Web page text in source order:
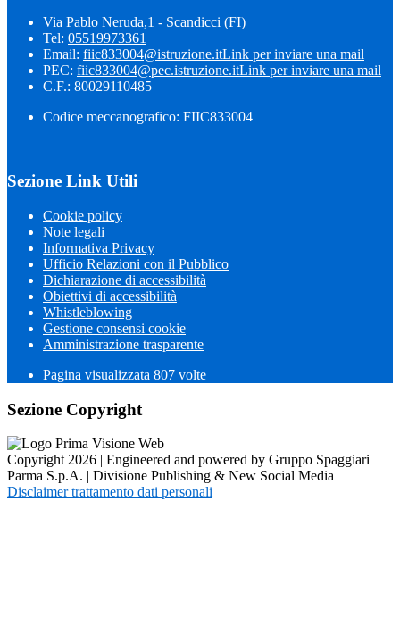
Via Pablo Neruda,1 - Scandicci (FI)
Tel: 05519973361
Email: fiic833004@istruzione.itLink per inviare una mail
PEC: fiic833004@pec.istruzione.itLink per inviare una mail
C.F.: 80029110485
Codice meccanografico: FIIC833004
Sezione Link Utili
Cookie policy
Note legali
Informativa Privacy
Ufficio Relazioni con il Pubblico
Dichiarazione di accessibilità
Obiettivi di accessibilità
Whistleblowing
Gestione consensi cookie
Amministrazione trasparente
Pagina visualizzata 807 volte
Sezione Copyright
Copyright 2026 | Engineered and powered by Gruppo Spaggiari
Parma S.p.A. | Divisione Publishing & New Social Media
Disclaimer trattamento dati personali